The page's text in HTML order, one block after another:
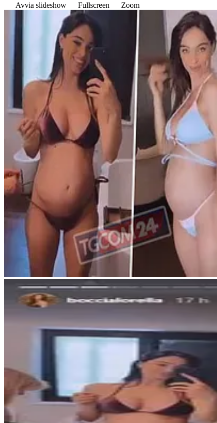
Avvia slideshow
Fullscreen Zoom